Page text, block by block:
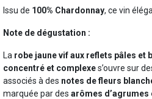
Issu de 100% Chardonnay, ce vin
Note de dégustation :
La robe jaune vif aux reflets pâles et
concentré et complexes’ouvre sur
associés à des notes de fleurs
marquée par des arômes d’agrumes